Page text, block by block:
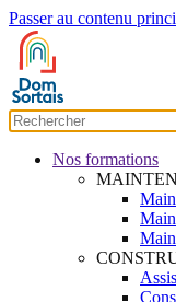
Passer au contenu
Nos formations